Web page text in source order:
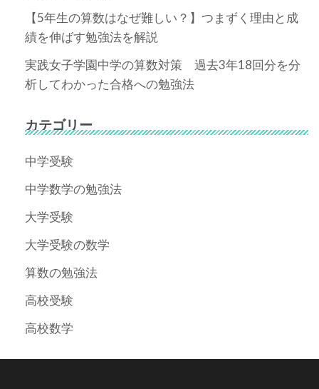
【5年生の算数はなぜ難しい？】つまずく理由と成
績を伸ばす勉強法を解説
実践女子学園中学の算数対策 過去3年18回分を分
析してわかった合格への勉強法
カテゴリー
中学受験
中学数学の勉強法
大学受験
大学受験の数学
算数の勉強法
高校受験
高校数学